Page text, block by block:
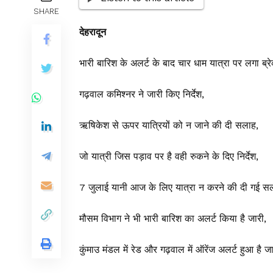
SHARE
देहरादून
भारी बारिश के अलर्ट के बाद चार धाम यात्रा पर लगा
गढ़वाल कमिश्नर ने जारी किए निर्देश,
ऋषिकेश से ऊपर यात्रियों को न जाने की दी सलाह,
जो यात्री जिस पड़ाव पर है वही रुकने के दिए निर्देश,
7 जुलाई यानी आज के लिए यात्रा न करने की दी गई
मौसम विभाग ने भी भारी बारिश का अलर्ट किया है जारी,
कुंमाउ मंडल में रेड और गढ़वाल में ऑरेंज अलर्ट हुआ है